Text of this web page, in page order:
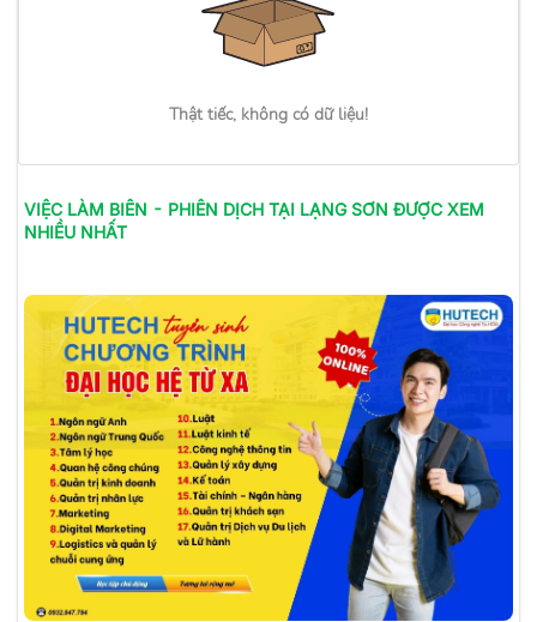
Thật tiếc, không có dữ liệu!
VIỆC LÀM BIÊN - PHIÊN DỊCH TẠI LẠNG SƠN ĐƯỢC XEM
NHIỀU NHẤT